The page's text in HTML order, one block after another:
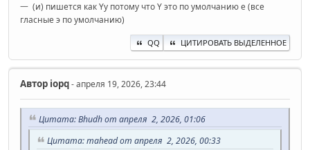
一 (и) пишется как Yy потому что Y это по умолчанию е (все
гласные э по умолчанию)
QQ ЦИТИРОВАТЬ ВЫДЕЛЕННОЕ
Автор iopq- апреля 19, 2026, 23:44
Цитата: Bhudh от апреля 2, 2026, 01:06
Цитата: mahead от апреля 2, 2026, 00:33